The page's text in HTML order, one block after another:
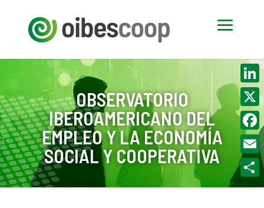
OBSERVATORIO
IBEROAMERICANO DEL
EMPLEO Y LA ECONOMÍA
SOCIAL Y COOPERATIVA
X
Email